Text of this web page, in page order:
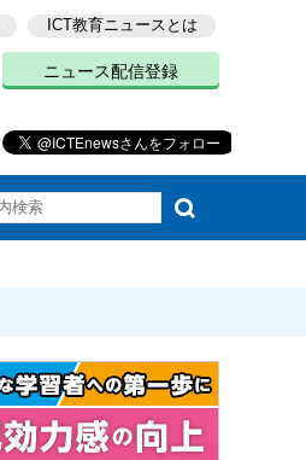
ICT教育ニュースとは
ニュース配信登録